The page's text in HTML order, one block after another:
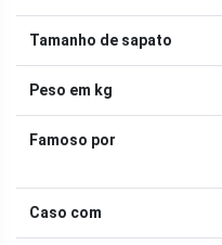
Tamanho de sapato
Peso em kg
Famoso por
Caso com